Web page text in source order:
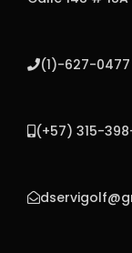
(1)-627-0477
(+57) 315-